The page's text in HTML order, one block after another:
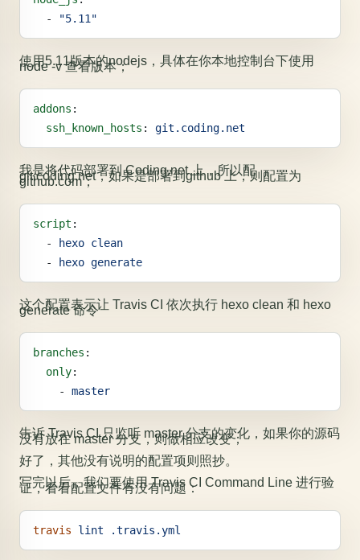
  -
"5.11"
使用5.11版本的nodejs，具体在你本地控制台下使用
node -v 查看版本；
addons :
  ssh_known_hosts
: git.coding.net
我是将代码部署到 Coding.net 上，所以配
git.coding.net，如果是部署到github 上，则配置为
github.com；
script :
  -
hexo clean
  -
hexo generate
这个配置表示让 Travis CI 依次执行 hexo clean 和 hexo
generate 命令
branches :
  only
:
    -
master
告诉 Travis CI 只监听 master 分支的变化，如果你的源码
没有放在 master 分支，则做相应改变；
好了，其他没有说明的配置项则照抄。
写完以后，我们要使用 Travis CI Command Line 进行验
证，看看配置文件有没有问题：
travis lint .travis.yml